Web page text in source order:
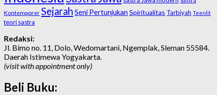
Kontemporer Sejarah Seni Pertunjukan Spiritualitas Tarbiyah Teenlit
teori sastra
Redaksi:
Jl. Bimo no. 11, Dolo, Wedomartani, Ngemplak, Sleman 55584.
Daerah Istimewa Yogyakarta.
(visit with appointment only)
Beli Buku: